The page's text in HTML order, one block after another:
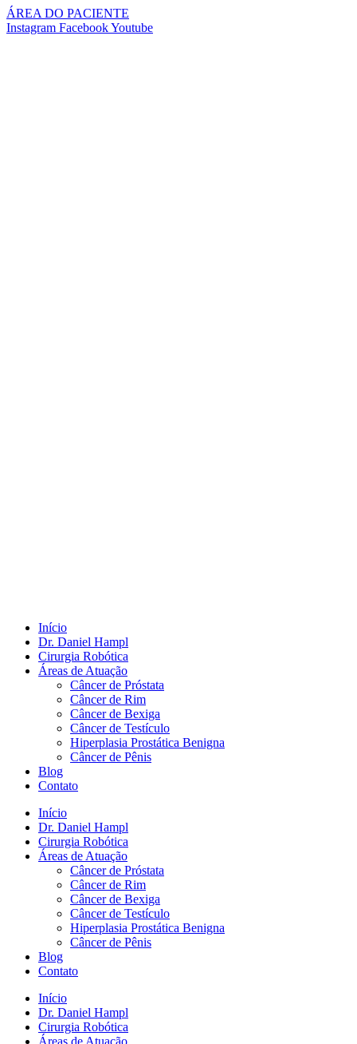
Pular
para
ÁREA DO PACIENTE
Instagram FacebookYoutube
Início
Dr. Daniel Hampl
Cirurgia Robótica
Áreas de Atuação
Câncer de Próstata
Câncer de Rim
Câncer de Bexiga
Câncer de Testículo
Hiperplasia Prostática Benigna
Câncer de Pênis
Blog
Contato
Início
Dr. Daniel Hampl
Cirurgia Robótica
Áreas de Atuação
Câncer de Próstata
Câncer de Rim
Câncer de Bexiga
Câncer de Testículo
Hiperplasia Prostática Benigna
Câncer de Pênis
Blog
Contato
Início
Dr. Daniel Hampl
Cirurgia Robótica
Áreas de Atuação